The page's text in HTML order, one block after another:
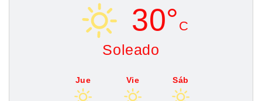
30° C
Soleado
Jue Vie Sáb